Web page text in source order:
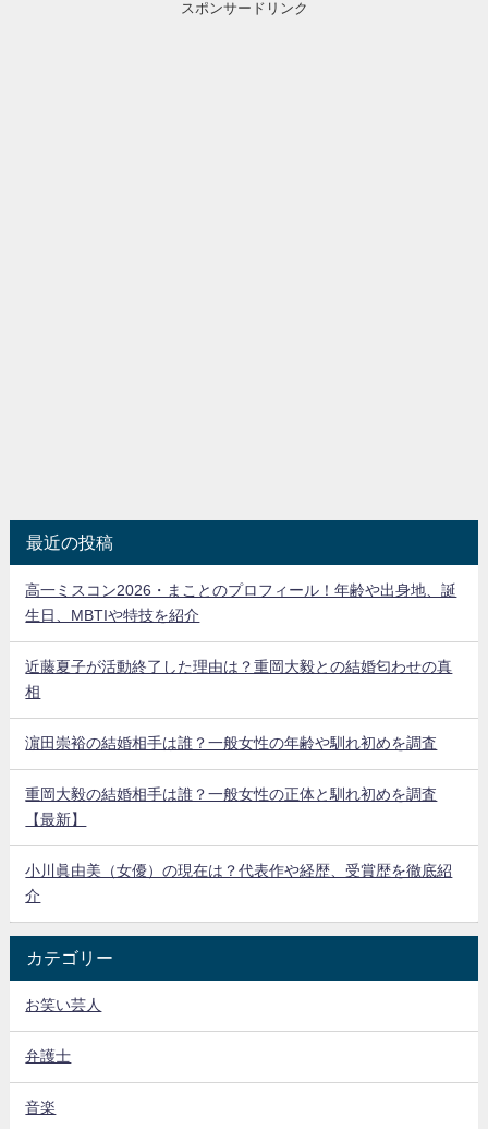
スポンサードリンク
最近の投稿
高一ミスコン2026・まことのプロフィール！年齢や出身地、誕
生日、MBTIや特技を紹介
近藤夏子が活動終了した理由は？重岡大毅との結婚匂わせの真
相
濵田崇裕の結婚相手は誰？一般女性の年齢や馴れ初めを調査
重岡大毅の結婚相手は誰？一般女性の正体と馴れ初めを調査
【最新】
小川眞由美（女優）の現在は？代表作や経歴、受賞歴を徹底紹
介
カテゴリー
お笑い芸人
弁護士
音楽